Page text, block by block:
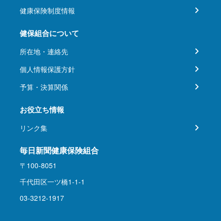
健康保険制度情報
健保組合について
所在地・連絡先
個人情報保護方針
予算・決算関係
お役立ち情報
リンク集
毎日新聞健康保険組合
〒100-8051
千代田区一ツ橋1-1-1
03-3212-1917